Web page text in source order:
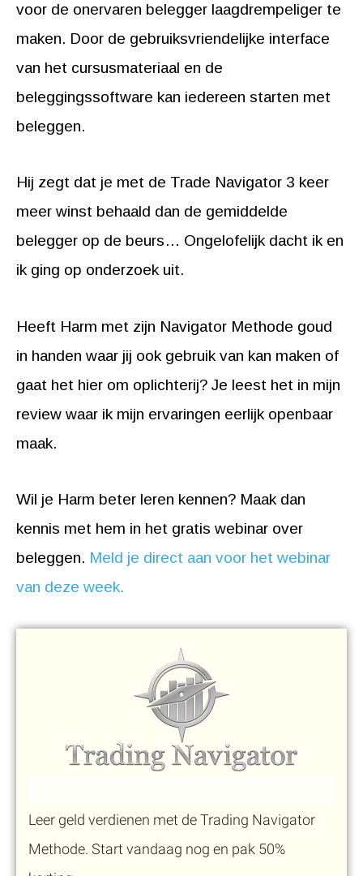
voor de onervaren belegger laagdrempeliger te
maken. Door de gebruiksvriendelijke interface
van het cursusmateriaal en de
beleggingssoftware kan iedereen starten met
beleggen.
Hij zegt dat je met de Trade Navigator 3 keer
meer winst behaald dan de gemiddelde
belegger op de beurs… Ongelofelijk dacht ik en
ik ging op onderzoek uit.
Heeft Harm met zijn Navigator Methode goud
in handen waar jij ook gebruik van kan maken of
gaat het hier om oplichterij? Je leest het in mijn
review waar ik mijn ervaringen eerlijk openbaar
maak.
Wil je Harm beter leren kennen? Maak dan
kennis met hem in het gratis webinar over
beleggen. Meld je direct aan voor het webinar
van deze week.
Leer geld verdienen met de Trading Navigator
Methode. Start vandaag nog en pak 50%